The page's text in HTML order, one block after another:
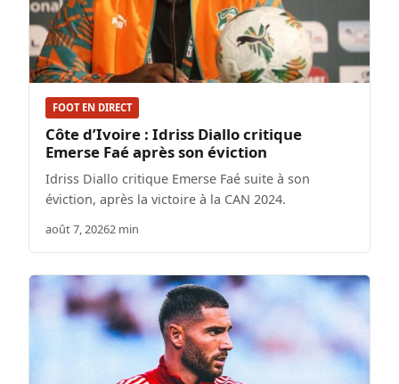
FOOT EN DIRECT
Côte d’Ivoire : Idriss Diallo critique
Emerse Faé après son éviction
Idriss Diallo critique Emerse Faé suite à son
éviction, après la victoire à la CAN 2024.
août 7, 20262 min